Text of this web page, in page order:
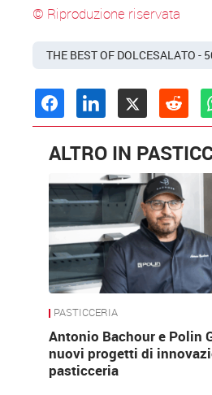
© Riproduzione riservata
THE BEST OF DOLCESALATO -
ALTRO IN
PASTICCERIA
Antonio Bachour e Polin
nuovi progetti di
pasticceria